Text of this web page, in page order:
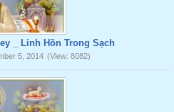
_ Linh Hồn Trong Sạch
5, 2014 (View: 8082)